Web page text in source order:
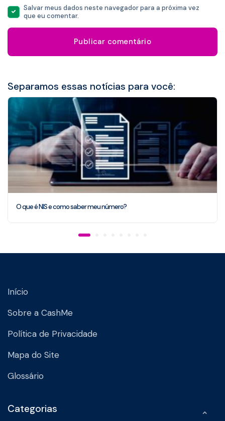
Salvar meus dados neste navegador para a próxima vez
que eu comentar.
Separamos essas notícias para você:
O que é NIS e como saber meu número?
Início
Sobre a CashMe
Política de Privacidade
Mapa do Site
Glossário
Categorias